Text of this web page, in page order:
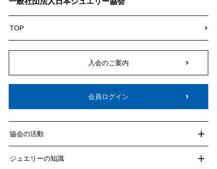
TOP
入会のご案内
会員ログイン
協会の活動
ジュエリーの知識